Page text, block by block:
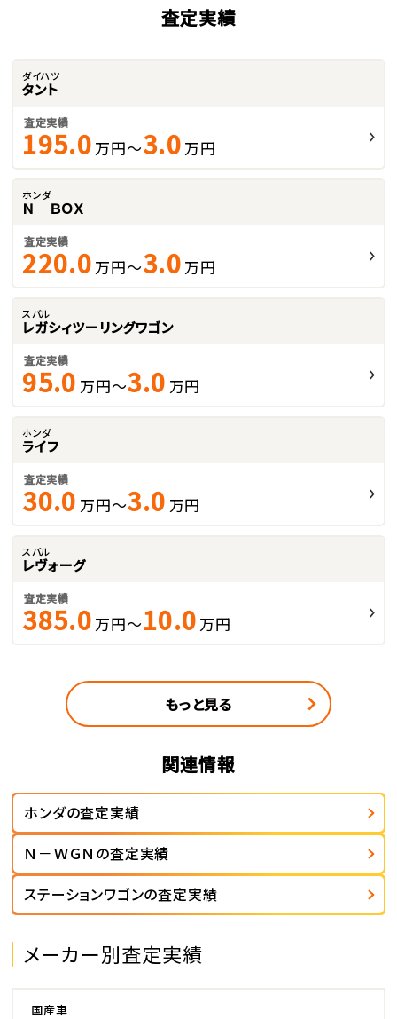
査定実績
ダイハツ
タント
査定実績
195.0 万円～3.0 万円
ホンダ
Ｎ ＢＯＸ
査定実績
220.0 万円～3.0 万円
スバル
レガシィツーリングワゴン
査定実績
95.0 万円～3.0 万円
ホンダ
ライフ
査定実績
30.0 万円～3.0 万円
スバル
レヴォーグ
査定実績
385.0 万円～10.0 万円
もっと見る
関連情報
ホンダの査定実績
Ｎ－ＷＧＮの査定実績
ステーションワゴンの査定実績
メーカー別査定実績
国産車